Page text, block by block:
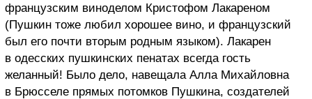
французским виноделом Кристофом Лакареном
(Пушкин тоже любил хорошее вино, и французский
был его почти вторым родным языком). Лакарен
в одесских пушкинских пенатах всегда гость
желанный! Было дело, навещала Алла Михайловна
в Брюсселе прямых потомков Пушкина, создателей